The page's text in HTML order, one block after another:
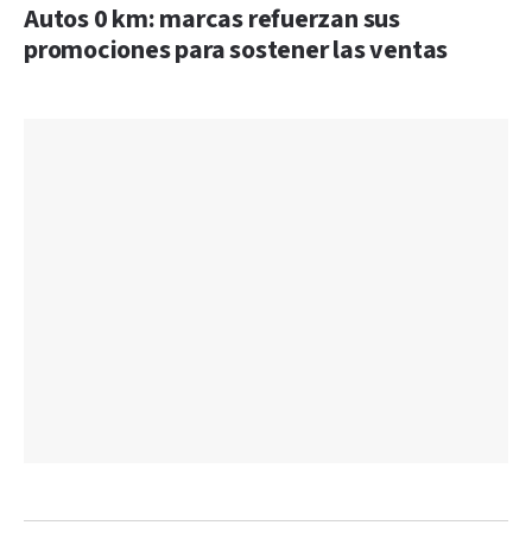
Autos 0 km: marcas refuerzan sus
promociones para sostener las ventas